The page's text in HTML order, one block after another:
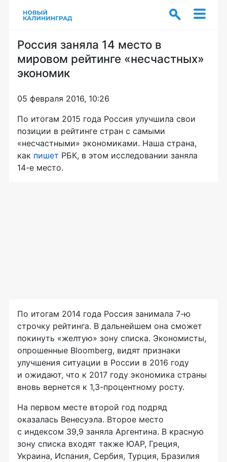
Россия заняла 14 место в
мировом рейтинге «несчастных»
экономик
05 февраля 2016, 10:26
По итогам 2015 года Россия улучшила свои
позиции в рейтинге стран с самыми
«несчастными» экономиками. Наша страна,
как пишет РБК, в этом исследовании заняла
14-е место.
По итогам 2014 года Россия занимала 7-ю
строчку рейтинга. В дальнейшем она сможет
покинуть «желтую» зону списка. Экономисты,
опрошенные Bloomberg, видят признаки
улучшения ситуации в России в 2016 году
и ожидают, что к 2017 году экономика страны
вновь вернется к 1,3-процентному росту.
На первом месте второй год подряд
оказалась Венесуэла. Второе место
с индексом 39,9 заняла Аргентина. В красную
зону списка входят также ЮАР, Греция,
Украина, Испания, Сербия, Турция, Бразилия